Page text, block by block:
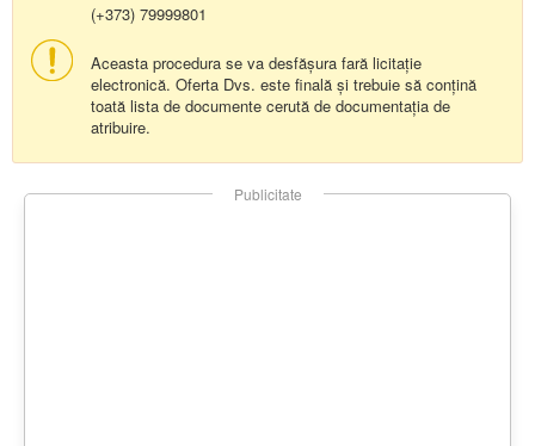
(+373) 79999801
Aceasta procedura se va desfășura fară licitație
electronică. Oferta Dvs. este finală și trebuie să conțină
toată lista de documente cerută de documentația de
atribuire.
Publicitate